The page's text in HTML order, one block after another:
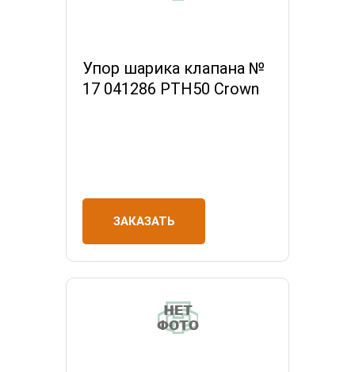
Упор шарика клапана №
17 041286 РТН50 Crown
ЗАКАЗАТЬ